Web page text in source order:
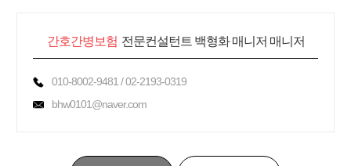
간호간병보험 전문컨설턴트 백형화 매니저 매니저
010-8002-9481 / 02-2193-0319
bhw0101@naver.com